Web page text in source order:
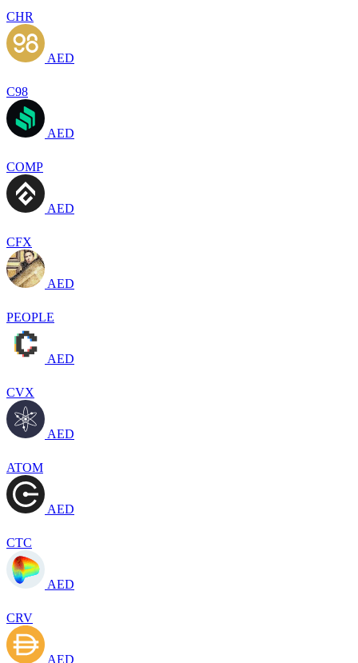
CHR
AED
C98
AED
COMP
AED
CFX
AED
PEOPLE
AED
CVX
AED
ATOM
AED
CTC
AED
CRV
AED